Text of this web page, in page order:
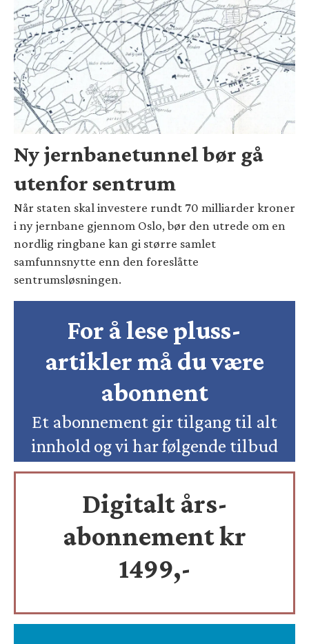
Ny jernbanetunnel bør gå
utenfor sentrum
Når staten skal investere rundt 70 milliarder kroner
i ny jernbane gjennom Oslo, bør den utrede om en
nordlig ringbane kan gi større samlet
samfunnsnytte enn den foreslåtte
sentrumsløsningen.
For å lese pluss-
artikler må du være
abonnent
Et abonnement gir tilgang til alt
innhold og vi har følgende tilbud
Digitalt års-
abonnement kr
1499,-